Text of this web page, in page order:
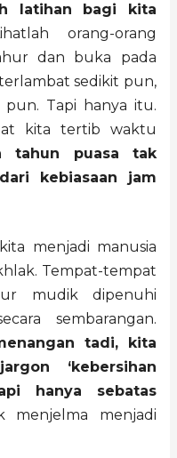
latihan bagi kita
orang-orang
dan buka pada
sedikit pun,
Tapi hanya itu.
kita tertib waktu
tahun puasa tak
kebiasaan jam
menjadi manusia
Tempat-tempat
mudik dipenuhi
sembarangan.
tadi, kita
‘kebersihan
hanya sebatas
menjelma menjadi